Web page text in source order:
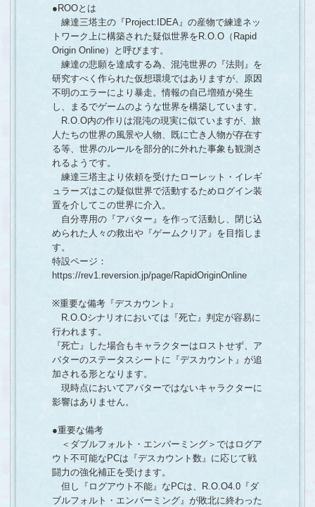
●ROOとは
練達三塔主の『Project:IDEA』の産物で練達ネッ
トワーク上に構築された疑似世界をR.O.O（Rapid
Origin Online）と呼びます。
練達の悲願を達成する為、混沌世界の『法則』を
研究すべく作られた仮想環境ではありますが、原因
不明のエラーにより暴走。情報の自己増殖が発生
し、まるでゲームのような世界を構築しています。
R.O.O内の作りは混沌の現実に似ていますが、旅
人たちの世界の風景や人物、既に亡き人物が存在す
る等、世界のルールを部分的に外れた事象も観測さ
れるようです。
練達三塔主より依頼を受けたローレット・イレギ
ュラーズはこの疑似世界で活動するためログイン装
置を介してこの世界に介入。
自分専用の『アバター』を作って活動し、閉じ込
められた人々の救出や『ゲームクリア』を目指しま
す。
特設ページ：
https://rev1.reversion.jp/page/RapidOriginOnline
※重要な備考『デスカウント』
R.O.Oシナリオにおいては『死亡』判定が容易に
行われます。
『死亡』した場合もキャラクターはロストせず、ア
バターのステータスシートに『デスカウント』が追
加される形となります。
現時点においてアバターではないキャラクターに
影響はありません。
●重要な備考
＜ダブルフォルト・エンバーミング＞ではログア
ウト不可能なPCは『デスカウント数』に応じて戦
闘力の強化補正を受けます。
但し『ログアウト不能』なPCは、R.O.O4.0『ダ
ブルフォルト・エンバーミング』が敗北に終わった